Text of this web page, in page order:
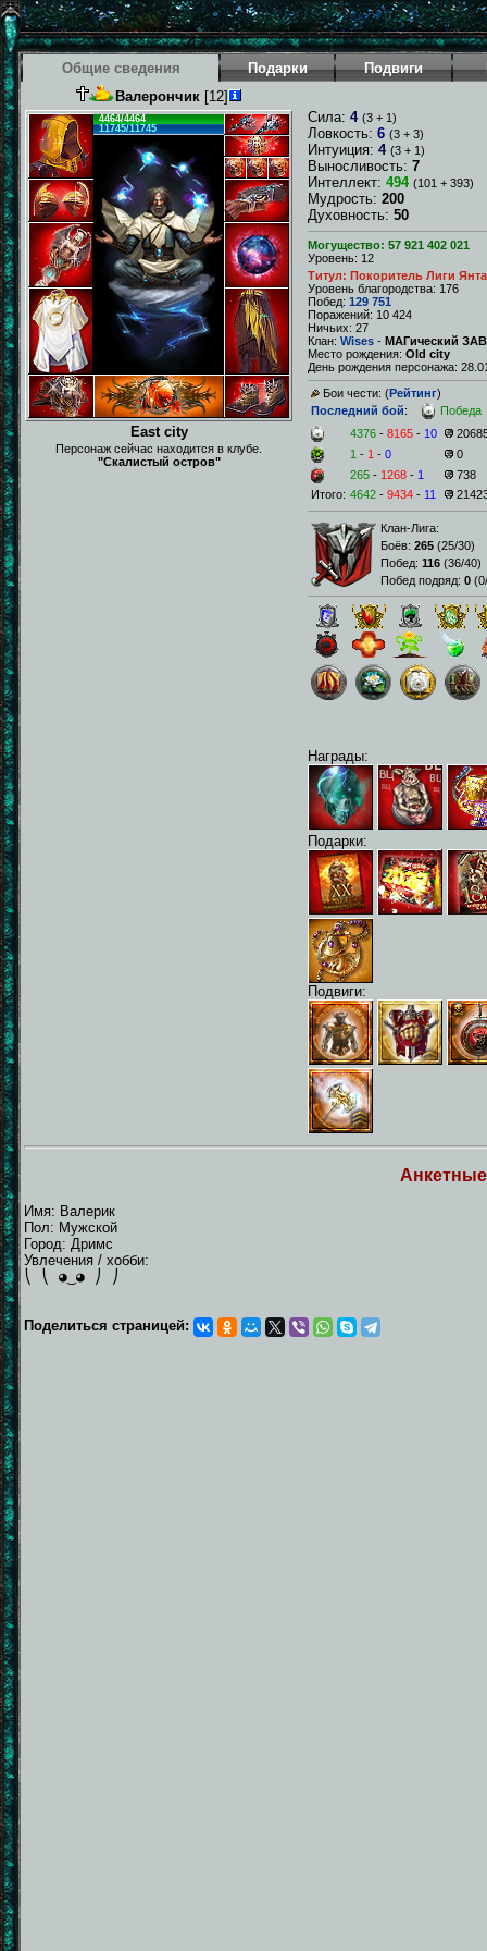
Общие сведения Подарки Подвиги
Валерончик [12]
4464/4464
11745/11745
East city
Персонаж сейчас находится в клубе.
"Скалистый остров"
Сила: 4 (3 + 1)
Ловкость: 6 (3 + 3)
Интуиция: 4 (3 + 1)
Выносливость: 7
Интеллект: 494 (101 + 393)
Мудрость: 200
Духовность: 50
Могущество: 57 921 402 021
Уровень: 12
Титул: Покоритель Лиги
Уровень благородства: 176
Побед: 129 751
Поражений: 10 424
Ничьих: 27
Клан: Wises - МАГический
Место рождения: Old city
День рождения персонажа:
Бои чести: (Рейтинг)
Последний бой:
Победа
4376 - 8165 - 10
1 - 1 - 0
0
265 - 1268 - 1
738
Итого: 4642 - 9434 - 11
Клан-Лига:
Боёв: 265 (25/30)
Побед: 116 (36/40)
Побед подряд: 0 (
Награды:
Подарки:
Подвиги:
Имя: Валерик
Пол: Мужской
Город: Дримс
Увлечения / хобби:
⎝ ⎝ ◕‿◕ ⎠ ⎠
Поделиться страницей: